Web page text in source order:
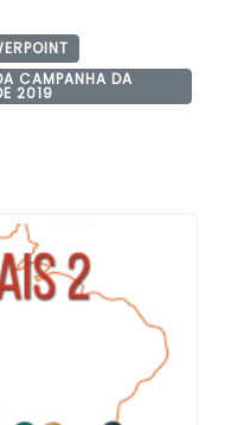
CAMPANHA DA
2019